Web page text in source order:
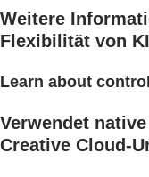
Weitere
Flexibilität von KI
Learn about
Verwendet
Creative Cloud-